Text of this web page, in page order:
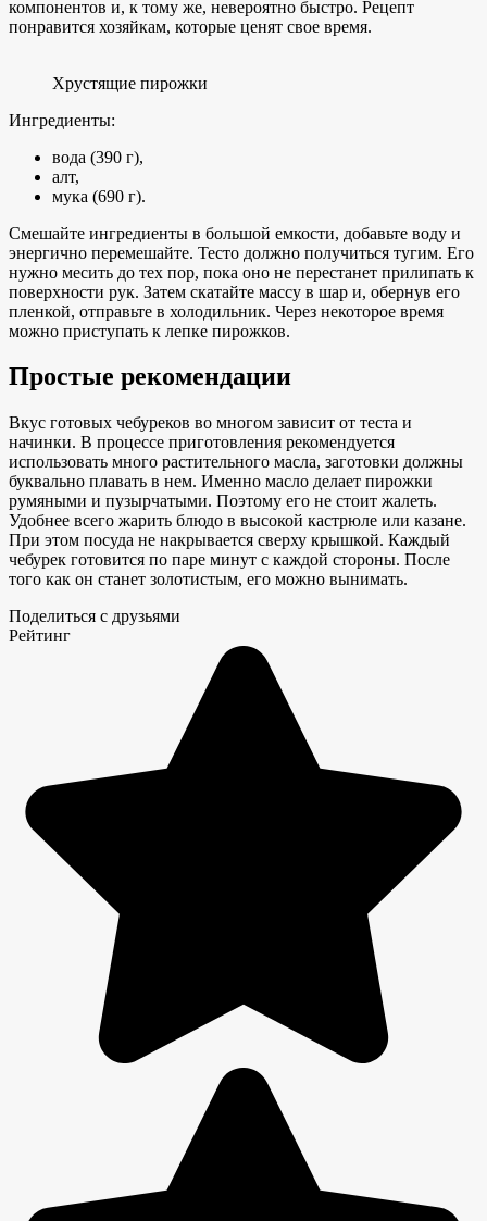
компонентов и, к тому же, невероятно быстро. Рецепт
понравится хозяйкам, которые ценят свое время.
Хрустящие пирожки
Ингредиенты:
вода (390 г),
алт,
мука (690 г).
Смешайте ингредиенты в большой емкости, добавьте воду и
энергично перемешайте. Тесто должно получиться тугим. Его
нужно месить до тех пор, пока оно не перестанет прилипать к
поверхности рук. Затем скатайте массу в шар и, обернув его
пленкой, отправьте в холодильник. Через некоторое время
можно приступать к лепке пирожков.
Простые рекомендации
Вкус готовых чебуреков во многом зависит от теста и
начинки. В процессе приготовления рекомендуется
использовать много растительного масла, заготовки должны
буквально плавать в нем. Именно масло делает пирожки
румяными и пузырчатыми. Поэтому его не стоит жалеть.
Удобнее всего жарить блюдо в высокой кастрюле или казане.
При этом посуда не накрывается сверху крышкой. Каждый
чебурек готовится по паре минут с каждой стороны. После
того как он станет золотистым, его можно вынимать.
Поделиться с друзьями
Рейтинг